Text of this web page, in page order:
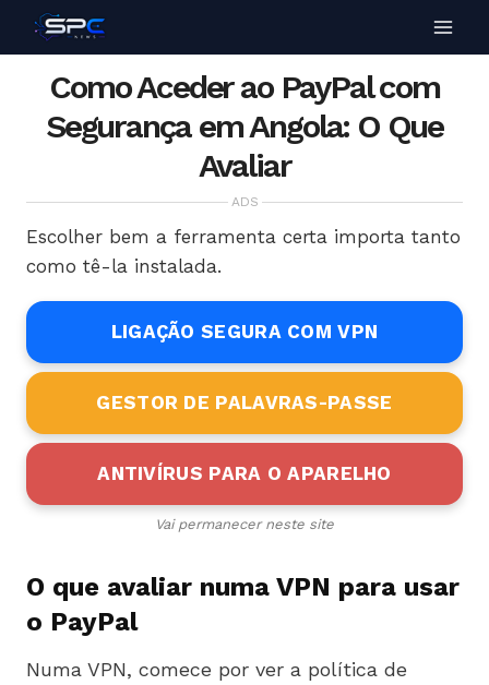
Como Aceder ao PayPal com
Segurança em Angola: O Que
Avaliar
ADS
Escolher bem a ferramenta certa importa tanto
como tê-la instalada.
LIGAÇÃO SEGURA COM VPN
GESTOR DE PALAVRAS-PASSE
ANTIVÍRUS PARA O APARELHO
Vai permanecer neste site
O que avaliar numa VPN para usar
o PayPal
Numa VPN, comece por ver a política de